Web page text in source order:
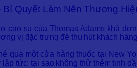
Bí Quyết Làm Nên Thương
cao su của Thomas Adams khá
vị đặc trưng để thu hút khách
qua một cửa hàng thuốc tại New
lập tức: tại sao không thử thêm tinh